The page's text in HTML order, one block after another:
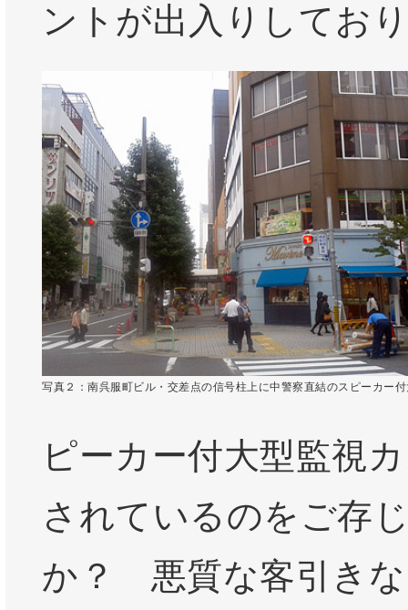
ントが出入りしてお
写真２：南呉服町ビル・交差点の信号柱上に中警察直結のスピーカー
ピーカー付大型監視
されているのをご存
か？ 悪質な客引き